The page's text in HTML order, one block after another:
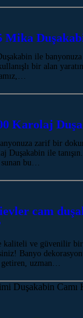
Mika
ile
bir alan
Karolaj
zarif bir
Duşakabin ile
bu…
cam
kaliteli ve güvenilir bir
Banyo
uzman…